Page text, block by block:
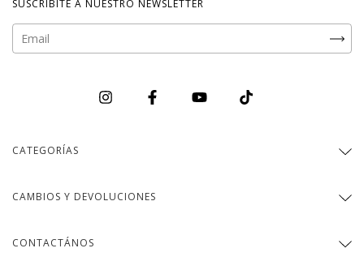
SUSCRIBITE A NUESTRO NEWSLETTER
CATEGORÍAS
CAMBIOS Y DEVOLUCIONES
CONTACTÁNOS